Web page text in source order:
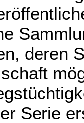
deren
Serie